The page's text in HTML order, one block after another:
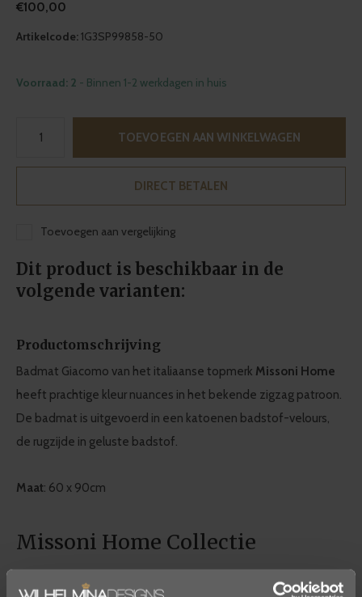
€100,00
Artikelcode:1G3SP99858-50
Voorraad: 2 - Binnen 1-2 werkdagen in huis
TOEVOEGEN AAN WINKELWAGEN
DIRECT BETALEN
Toevoegen aan vergelijking
Dit product is beschikbaar in de
volgende varianten:
Productomschrijving
Badmat Giacomo van het italiaanse topmerk Missoni Home
heeft prachtige kleur nuances in het bekende zigzag patroon.
De badmat is uitgevoerd in een katoenen badstof-velours,
de rugzijde in geluste badstof.
Maat: 60 x 90cm
Missoni Home Collectie
De collectie van Missoni Home vormt een harmonieus